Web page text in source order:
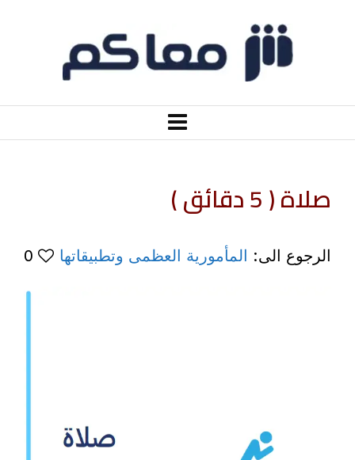
صلاة ( 5 دقائق )
الرجوع الى: المأمورية العظمى وتطبيقاتها 0